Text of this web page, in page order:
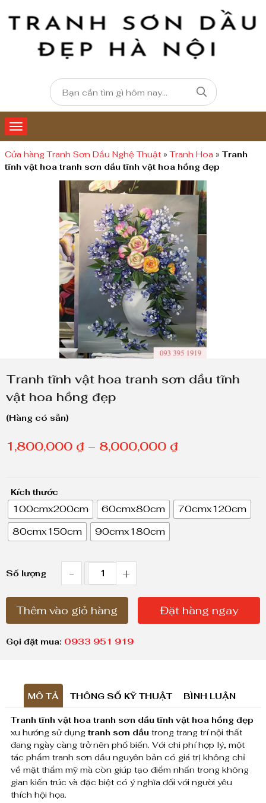
Cửa hàng Tranh Sơn Dầu Nghệ Thuật »Tranh Hoa » Tranh
tĩnh vật hoa tranh sơn dầu tĩnh vật hoa hồng đẹp
Tranh tĩnh vật hoa tranh sơn dầu tĩnh
vật hoa hồng đẹp
(Hàng có sẵn)
1,800,000 ₫ – 8,000,000 ₫K
ả
n
:
t
8
0
0
,
0
0
Kích thước
100cmx200cm 60cmx80cm
70cmx120cm
80cmx150cm
90cmx180cm
Số lượng -
T
a
n
ĩ
n
h
v
ậ
+
Thêm vào giỏ hàng Đặt hàng ngay
Gọi đặt mua: 0933 951 919
MÔ TẢ THÔNG SỐ KỸ THUẬT BÌNH LUẬN
Tranh tĩnh vật hoa tranh sơn dầu tĩnh vật hoa hồng đẹp
xu hướng sử dụng tranh sơn dầu trong trang trí nội thất
đang ngày càng trở nên phổ biến. Với chi phí hợp lý, một
tác phẩm tranh sơn dầu nguyên bản có giá trị không chỉ
về mặt thẩm mỹ mà còn giúp tạo điểm nhấn trong không
gian kiến trúc và đặc biệt có ý nghĩa đối với người yêu
thích hội họa.